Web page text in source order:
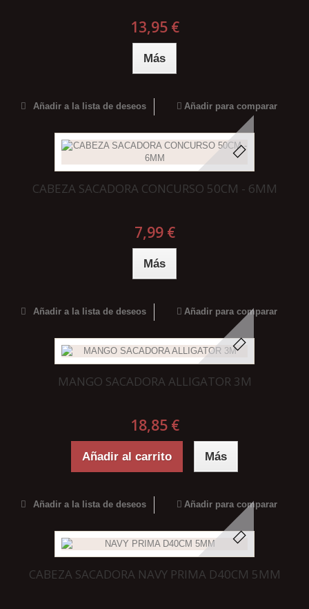
13,95 €
Más
Añadir a la lista de deseos Añadir para comparar
CABEZA SACADORA CONCURSO 50CM - 6MM
7,99 €
Más
Añadir a la lista de deseos Añadir para comparar
MANGO SACADORA ALLIGATOR 3M
18,85 €
Añadir al carrito Más
Añadir a la lista de deseos Añadir para comparar
CABEZA SACADORA NAVY PRIMA D40CM 5MM